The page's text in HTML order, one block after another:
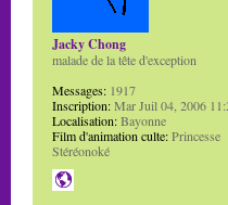
Jacky Chong
malade de la tête d'exception
Messages: 1917
Inscription:Mar Juil 04, 2006
Localisation:Bayonne
Film d'animation culte:Princesse
Stéréonoké